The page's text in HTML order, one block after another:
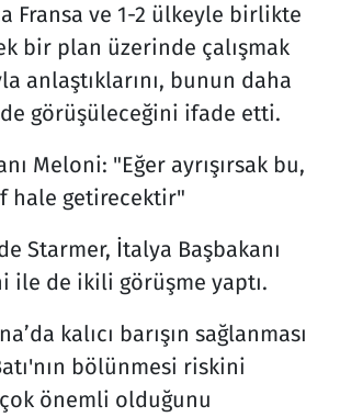
Fransa ve 1-2 ülkeyle birlikte
bir plan üzerinde çalışmak
anlaştıklarını, bunun daha
görüşüleceğini ifade etti.
Meloni: "Eğer ayrışırsak bu,
hale getirecektir"
Starmer, İtalya Başbakanı
ile de ikili görüşme yaptı.
kalıcı barışın sağlanması
bölünmesi riskini
önemli olduğunu